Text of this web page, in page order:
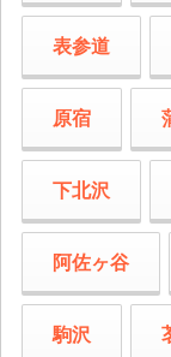
表参道
原宿
下北沢
阿佐ヶ谷
駒沢